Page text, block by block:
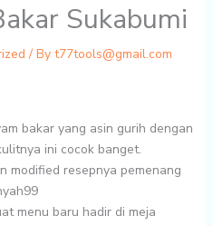
Sukabumi
/ By t77tools@gmail.com
bakar yang asin gurih dengan
ini cocok banget.
modified resepnya pemenang
menu baru hadir di meja